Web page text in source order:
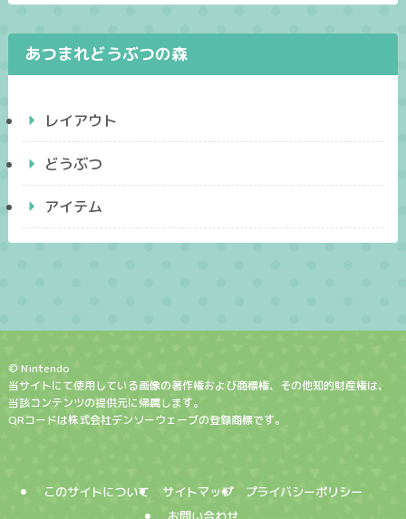
あつまれどうぶつの森
レイアウト
どうぶつ
アイテム
© Nintendo
当サイトにて使用している画像の著作権および商標権、その他知的財産権は、
当該コンテンツの提供元に帰属します。
QRコードは株式会社デンソーウェーブの登録商標です。
このサイトについて サイトマップ
プライバシーポリシー